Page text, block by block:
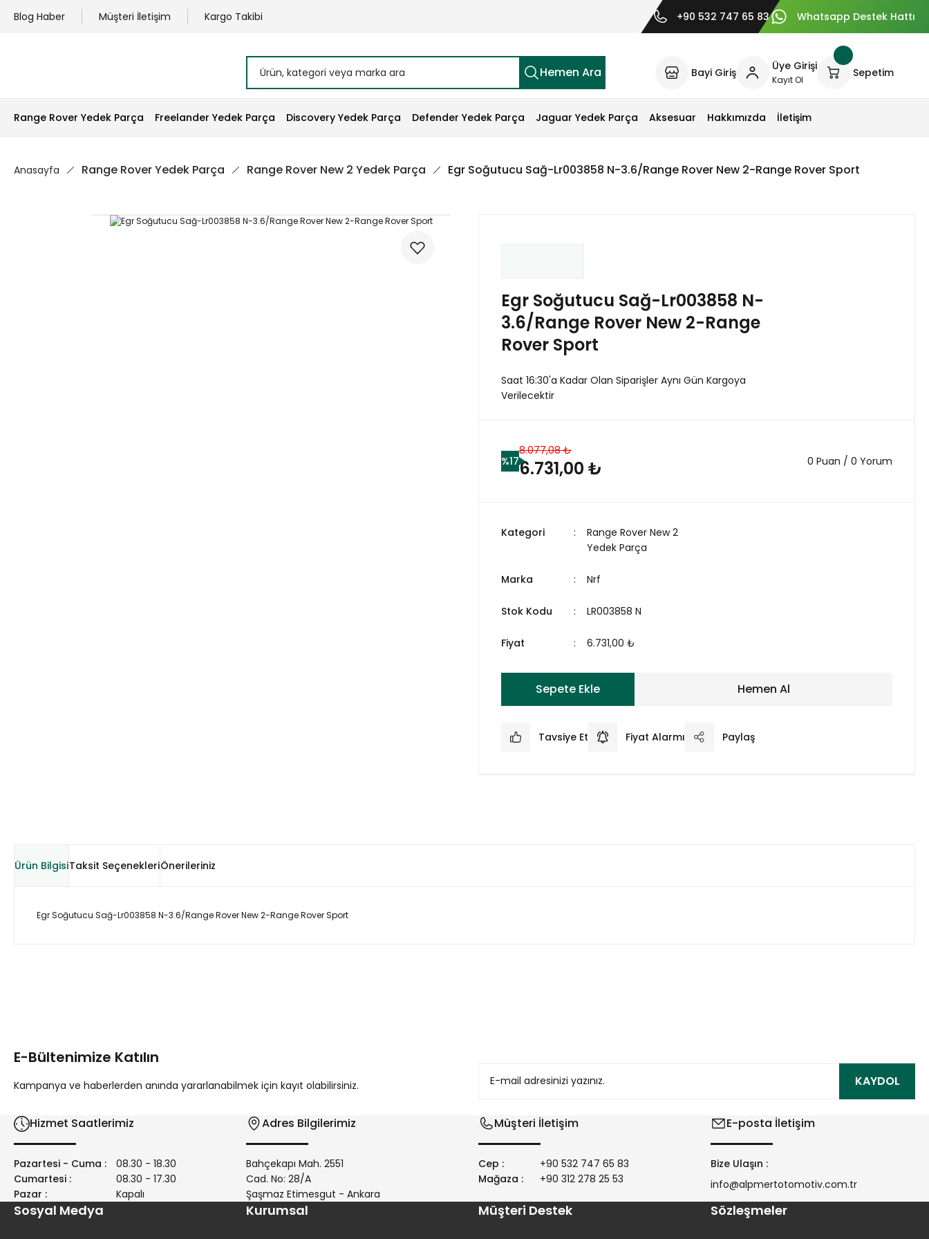
Blog Haber Müşteri İletişim Kargo Takibi +90 532 747 65 83 Whatsapp Destek Hattı
Hemen Ara Bayi Giriş Üye Girişi
Kayıt Ol
Sepetim
Range Rover Yedek Parça Freelander Yedek Parça Discovery Yedek Parça Defender Yedek Parça Jaguar Yedek Parça Aksesuar Hakkımızda İletişim
Anasayfa Range Rover Yedek Parça Range Rover New 2 Yedek Parça Egr Soğutucu Sağ-Lr003858 N-3.6/Range Rover New 2-Range Rover Sport
Egr Soğutucu Sağ-Lr003858 N-
3.6/Range Rover New 2-Range
Rover Sport
Saat 16:30'a Kadar Olan Siparişler Aynı Gün Kargoya
Verilecektir
%17
8.077,08 ₺
6.731,00 ₺ 0 Puan / 0 Yorum
Kategori
Range Rover New 2
Yedek Parça
Marka Nrf
Stok Kodu LR003858 N
Fiyat 6.731,00 ₺
Sepete Ekle Hemen Al
Tavsiye Et Fiyat Alarmı Paylaş
Ürün BilgisiTaksit SeçenekleriÖnerileriniz
Egr Soğutucu Sağ-Lr003858 N-3.6/Range Rover New 2-Range Rover Sport
Ürün bilgilerinde hatalar bulunuyor.
E-Bültenimize Katılın
Kampanya ve haberlerden anında yararlanabilmek için kayıt olabilirsiniz. KAYDOL
Hizmet Saatlerimiz
Pazartesi - Cuma :
08.30 - 18.30
Cumartesi :
08.30 - 17.30
Pazar :
Kapalı
Adres Bilgilerimiz
Bahçekapı Mah. 2551
Cad. No: 28/A
Şaşmaz Etimesgut - Ankara
Müşteri İletişim
Cep :
+90 532 747 65 83
Mağaza :
+90 312 278 25 53
E-posta İletişim
Bize Ulaşın :
info@alpmertotomotiv.com.tr
Sosyal Medya Kurumsal Müşteri Destek Sözleşmeler